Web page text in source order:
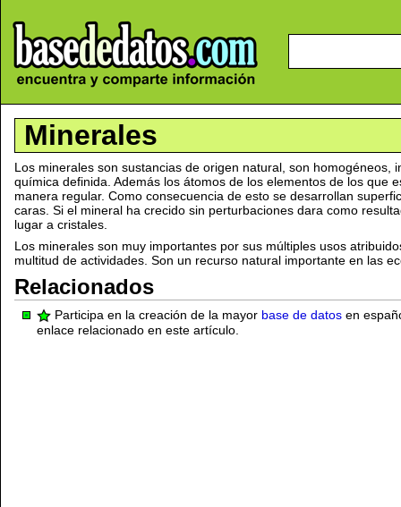
Minerales
Los minerales son sustancias de origen natural, son homogéneos,
química definida. Además los átomos de los elementos de los que
manera regular. Como consecuencia de esto se desarrollan
caras. Si el mineral ha crecido sin perturbaciones dara como
lugar a cristales.
Los minerales son muy importantes por sus múltiples usos
multitud de actividades. Son un recurso natural importante en las
Relacionados
Participa en la creación de la mayor base de datos en
enlace relacionado en este artículo.